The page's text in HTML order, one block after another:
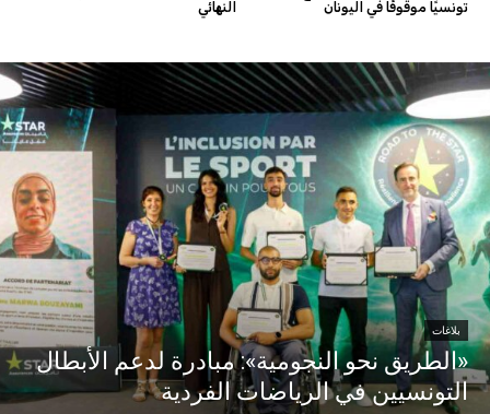
النهائي
تونسيًا موقوفًا في اليونان
بلاغات
«الطريق نحو النجومية»: مبادرة لدعم الأبطال
التونسيين في الرياضات الفردية